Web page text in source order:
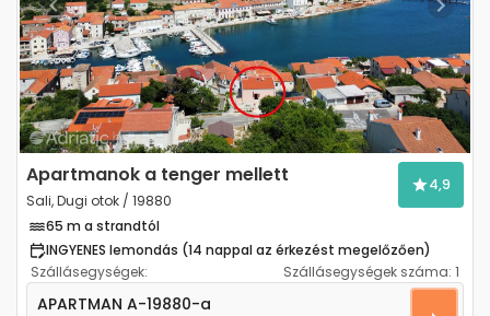
Previous Next
Apartmanok a tenger mellett
Sali, Dugi otok / 19880
4,9
65 m a strandtól
INGYENES lemondás (14 nappal az érkezést megelőzően)
Szállásegységek:
Szállásegységek száma: 1
Kétszobás apartman Sali, Dugi otok A-19880-a
APARTMAN A-19880-a